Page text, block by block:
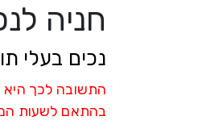
חניה
נכים בעלי
התשובה לכך היא
בהתאם לשעות